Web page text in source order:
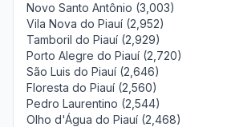
Novo Santo Antônio (3,003)
Vila Nova do Piauí (2,952)
Tamboril do Piauí (2,929)
Porto Alegre do Piauí (2,720)
São Luis do Piauí (2,646)
Floresta do Piauí (2,560)
Pedro Laurentino (2,544)
Olho d'Água do Piauí (2,468)